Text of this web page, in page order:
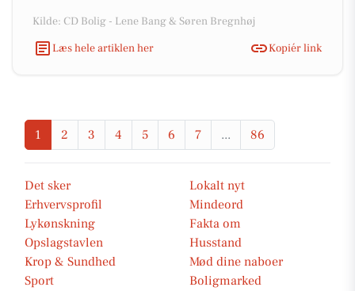
Kilde: CD Bolig - Lene Bang & Søren Bregnhøj
Læs hele artiklen her
Kopiér link
1 2 3 4 5 6 7 ... 86
Det sker
Lokalt nyt
Erhvervsprofil
Mindeord
Lykønskning
Fakta om
Opslagstavlen
Husstand
Krop & Sundhed
Mød dine naboer
Sport
Boligmarked